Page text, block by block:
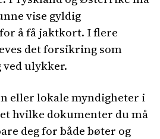
vise gyldig
å få jaktkort. I flere
det forsikring som
ulykker.
eller lokale myndigheter i
hvilke dokumenter du må
deg for både bøter og